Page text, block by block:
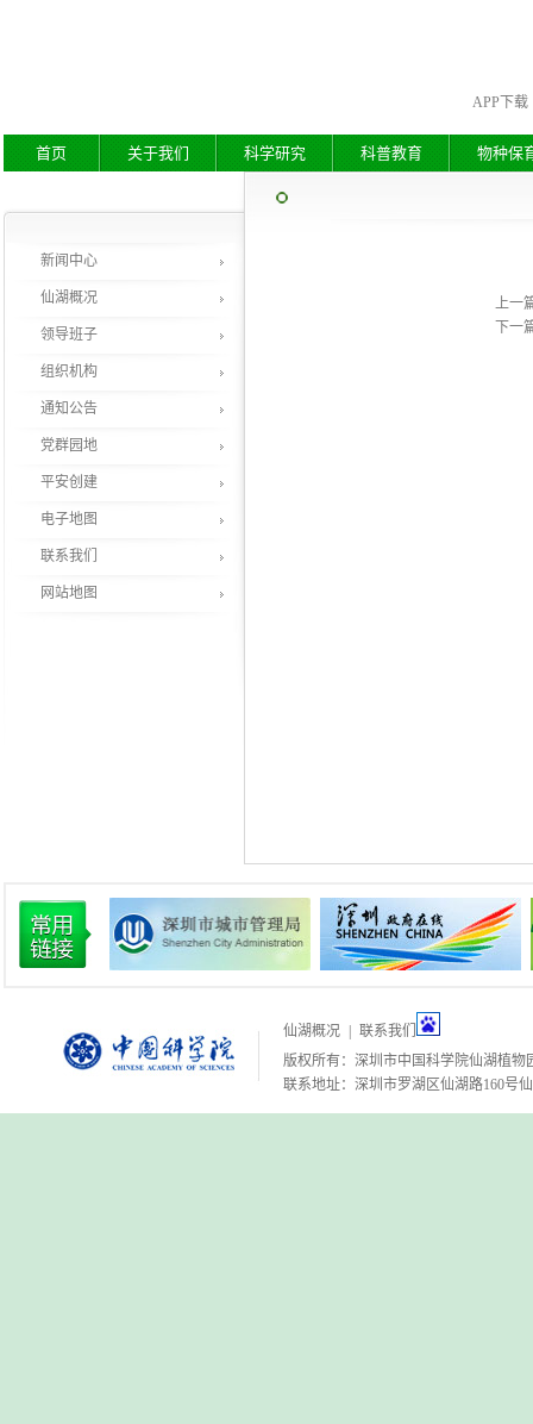
APP下载
首页 关于我们 科学研究 科普教育 物种保
上一
下一
新闻中心
仙湖概况
领导班子
组织机构
通知公告
党群园地
平安创建
电子地图
联系我们
网站地图
仙湖概况
联系我们
版权所有：深圳市中国科学院仙湖植物
联系地址：深圳市罗湖区仙湖路160号